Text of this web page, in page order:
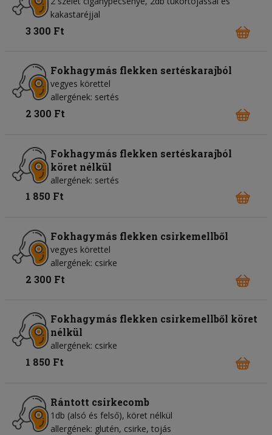
kakastaréjjal
3 300 Ft
Fokhagymás flekken sertéskarajból
vegyes körettel
allergének: sertés
2 300 Ft
Fokhagymás flekken sertéskarajból
köret nélkül
allergének: sertés
1 850 Ft
Fokhagymás flekken csirkemellből
vegyes körettel
allergének: csirke
2 300 Ft
Fokhagymás flekken csirkemellből köret
nélkül
allergének: csirke
1 850 Ft
Rántott csirkecomb
1db (alsó és felső), köret nélkül
allergének: glutén, csirke, tojás